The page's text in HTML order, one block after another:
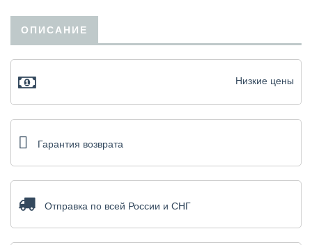
ОПИСАНИЕ
Низкие цены
Гарантия возврата
Отправка по всей России и СНГ